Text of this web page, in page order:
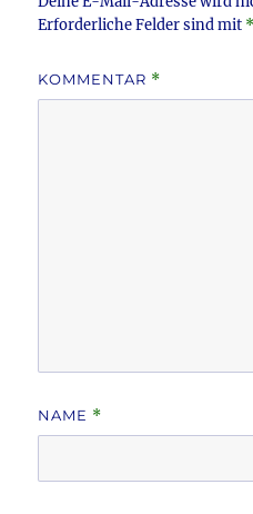
Erforderliche Felder sind mit *
KOMMENTAR *
NAME *